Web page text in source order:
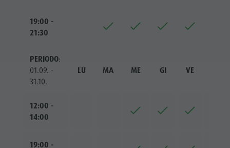
19:00 -
21:30
PERIODO:
01.09. -
31.10.
LU MA ME GI VE
12:00 -
14:00
19:00 -